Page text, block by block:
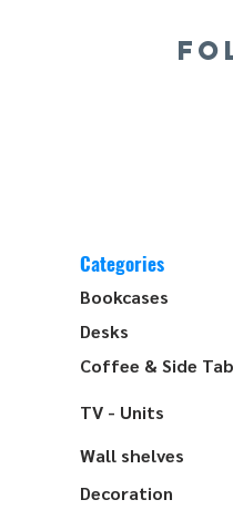
Categories
Bookcases
Desks
Coffee & Side
TV - Units
Wall shelves
Decoration